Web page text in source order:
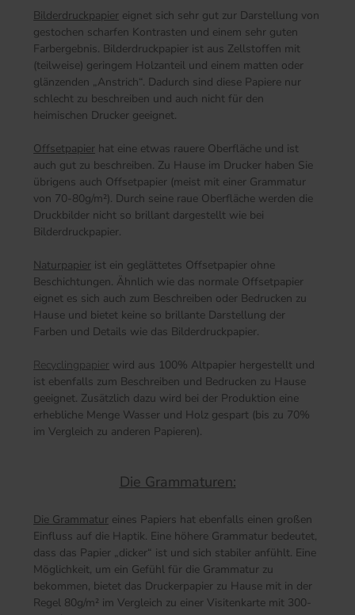
Bilderdruckpapier eignet sich sehr gut zur Darstellung von
gestochen scharfen Kontrasten und einem sehr guten
Farbergebnis. Bilderdruckpapier ist aus Zellstoffen mit
(teilweise) geringem Holzanteil und einem matten oder
glänzenden „Anstrich“. Dadurch sind diese Papiere nur
schlecht zu beschreiben und auch nicht für den
heimischen Drucker geeignet.
Offsetpapier hat eine etwas rauere Oberfläche und ist
auch gut zu beschreiben. Zu Hause im Drucker haben Sie
übrigens auch Offsetpapier (meist mit einer Grammatur
von 70-80g/m²). Durch seine raue Oberfläche werden die
Druckbilder nicht so brillant dargestellt wie bei
Bilderdruckpapier.
Naturpapier ist ein geglättetes Offsetpapier ohne
Beschichtungen. Ähnlich wie das normale Offsetpapier
eignet es sich auch zum Beschreiben oder Bedrucken zu
Hause und bietet keine so brillante Darstellung der
Farben und Details wie das Bilderdruckpapier.
Recyclingpapier wird aus 100% Altpapier hergestellt und
ist ebenfalls zum Beschreiben und Bedrucken zu Hause
geeignet. Zusätzlich dazu wird bei der Produktion eine
erhebliche Menge Wasser und Holz gespart (bis zu 70%
im Vergleich zu anderen Papieren).
Die Grammaturen:
Die Grammatur eines Papiers hat ebenfalls einen großen
Einfluss auf die Haptik. Eine höhere Grammatur bedeutet,
dass das Papier „dicker“ ist und sich stabiler anfühlt. Eine
Möglichkeit, um ein Gefühl für die Grammatur zu
bekommen, bietet das Druckerpapier zu Hause mit in der
Regel 80g/m² im Vergleich zu einer Visitenkarte mit 300-